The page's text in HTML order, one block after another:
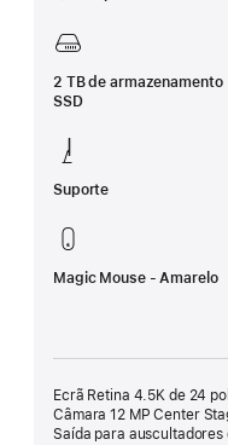
2 TB de armazenamento
SSD
Suporte
Magic Mouse - Amarelo
Ecrã Retina 4.5K de 24
Câmara 12 MP Center
Saída para auscultadores